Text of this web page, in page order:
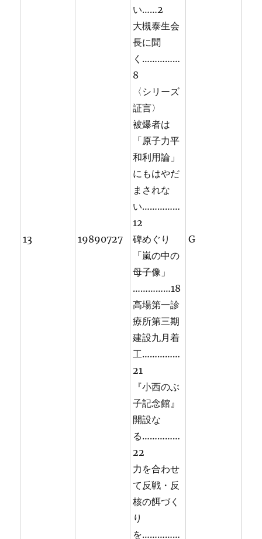
13 19890727
い……2
大槻泰生会
長に聞
く……………
8
〈シリーズ
証言〉
被爆者は
「原子力平
和利用論」
にもはやだ
まされな
い……………
12
碑めぐり
「嵐の中の
母子像」
……………18
高場第一診
療所第三期
建設九月着
工……………
21
『小西のぶ
子記念館』
開設な
る……………
22
力を合わせ
て反戦・反
核の餌づく
り
を……………
G